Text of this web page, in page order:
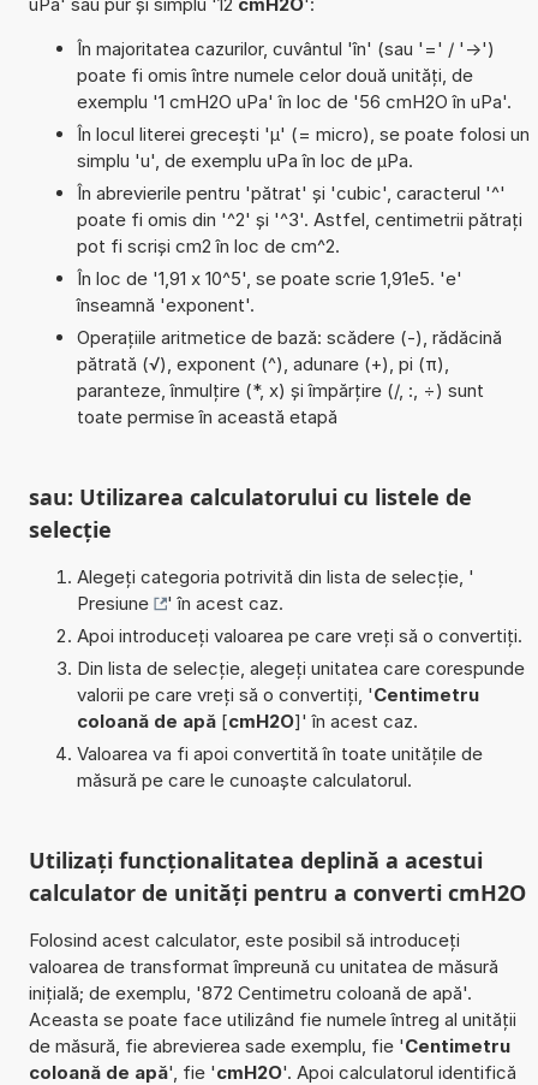
În majoritatea cazurilor, cuvântul 'în' (sau '=' / '->')
poate fi omis între numele celor două unități, de
exemplu '1 cmH2O uPa' în loc de '56 cmH2O în uPa'.
În locul literei grecești 'µ' (= micro), se poate folosi un
simplu 'u', de exemplu uPa în loc de µPa.
În abrevierile pentru 'pătrat' și 'cubic', caracterul '^'
poate fi omis din '^2' și '^3'. Astfel, centimetrii pătrați
pot fi scriși cm2 în loc de cm^2.
În loc de '1,91 x 10^5', se poate scrie 1,91e5. 'e'
înseamnă 'exponent'.
Operațiile aritmetice de bază: scădere (-), rădăcină
pătrată (√), exponent (^), adunare (+), pi (π),
paranteze, înmulțire (*, x) și împărțire (/, :, ÷) sunt
toate permise în această etapă
sau: Utilizarea calculatorului cu listele de
selecție
Alegeți categoria potrivită din lista de selecție, '
Presiune
' în acest caz.
Apoi introduceți valoarea pe care vreți să o convertiți.
Din lista de selecție, alegeți unitatea care corespunde
valorii pe care vreți să o convertiți, 'Centimetru
coloană de apă[cmH2O]' în acest caz.
Valoarea va fi apoi convertită în toate unitățile de
măsură pe care le cunoaște calculatorul.
Utilizați funcționalitatea deplină a acestui
calculator de unități pentru a converti cmH2O
Folosind acest calculator, este posibil să introduceți
valoarea de transformat împreună cu unitatea de măsură
inițială; de exemplu, '872 Centimetru coloană de apă'.
Aceasta se poate face utilizând fie numele întreg al unității
de măsură, fie abrevierea sade exemplu, fie 'Centimetru
coloană de apă', fie 'cmH2O'. Apoi calculatorul identifică